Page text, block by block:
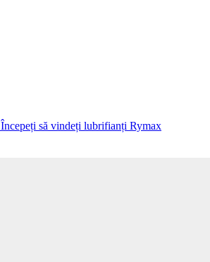
Începeți să vindeți lubrifianți Rymax